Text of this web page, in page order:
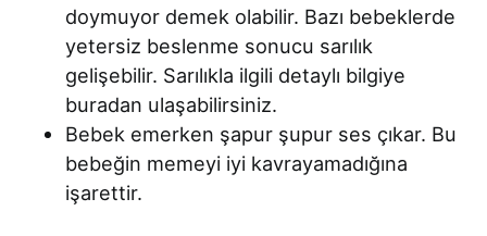
doymuyor demek olabilir. Bazı bebeklerde
yetersiz beslenme sonucu sarılık
gelişebilir. Sarılıkla ilgili detaylı bilgiye
buradan ulaşabilirsiniz.
Bebek emerken şapur şupur ses çıkar. Bu
bebeğin memeyi iyi kavrayamadığına
işarettir.